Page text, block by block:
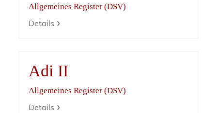
Allgemeines Register (DSV)
Details
Adi II
Allgemeines Register (DSV)
Details